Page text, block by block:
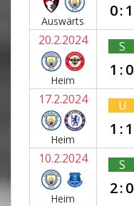
Auswärts
0:1
20.2.2024
Heim
S
1:0
17.2.2024
Heim
U
1:1
10.2.2024
Heim
S
2:0